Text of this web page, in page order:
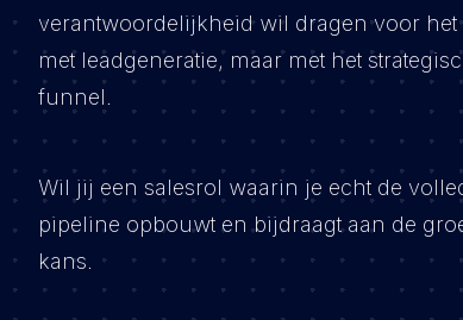
verantwoordelijkheid wil dragen voor
met leadgeneratie, maar met het
funnel.
Wil jij een salesrol waarin je echt de
pipeline opbouwt en bijdraagt aan de
kans.